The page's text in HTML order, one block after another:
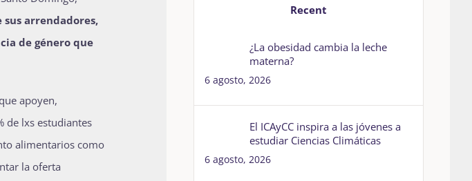
sus arrendadores,
de género que
que apoyen,
de lxs estudiantes
alimentarios como
la oferta
Recent
¿La obesidad cambia la leche
materna?
6 agosto, 2026
El ICAyCC inspira a las jóvenes a
estudiar Ciencias Climáticas
6 agosto, 2026